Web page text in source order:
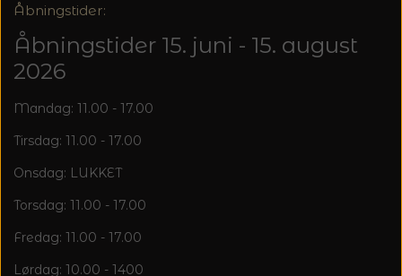
Åbningstider:
Åbningstider 15. juni - 15. august
2026
Mandag: 11.00 - 17.00
Tirsdag: 11.00 - 17.00
Onsdag: LUKKET
Torsdag: 11.00 - 17.00
Fredag: 11.00 - 17.00
Lørdag: 10.00 - 1400